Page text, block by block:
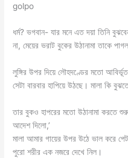
golpo
ধর্ম? ভগবান- যার মনে এত দয়া তিনি
না, মেয়ের ভরাট বুকের উঠানামা তাকে
লুঙ্গির উপর দিয়ে লৌহদণ্ডের মতো
সেটা বারবার হাপিয়ে উঠছে। মালা কি
তার বুকও হাপরের মতো উঠানামা করতে
আদেশ দিলো,’
মালা আমার গায়ের উপর উঠে ভাল করে
পুরো শরীর এক নজরে দেখে নিল।